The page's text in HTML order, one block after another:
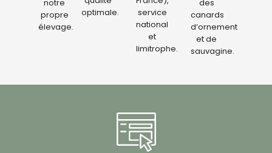
notre
propre
élevage.
optimale.
service
national
et
limitrophe.
des
canards
d’ornement
et de
sauvagine.